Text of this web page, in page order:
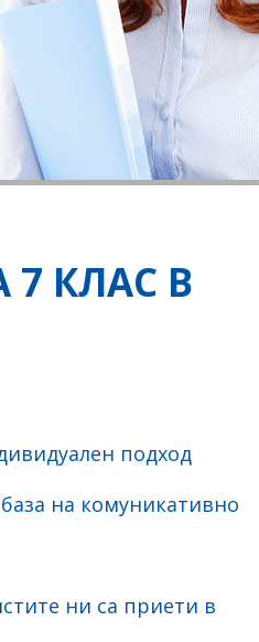
КЛАС В
подход
на комуникативно
ни са приети в